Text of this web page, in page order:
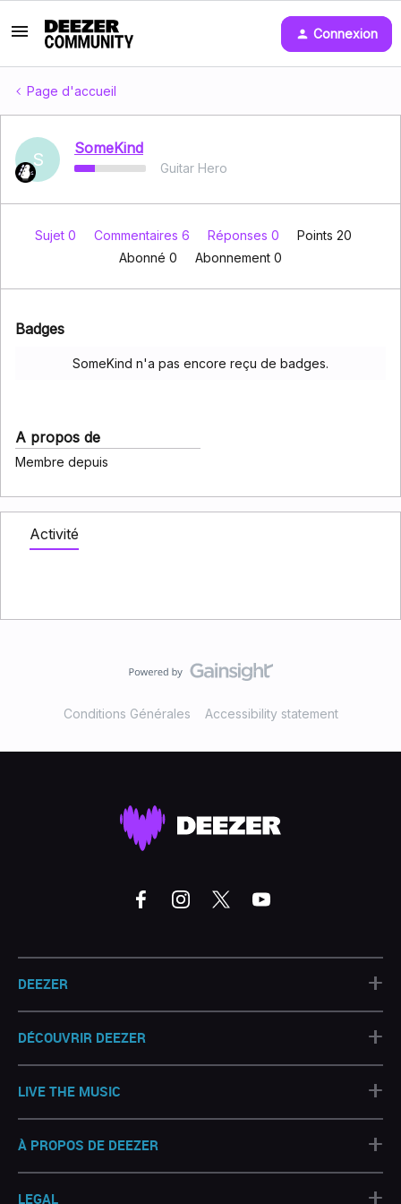
Connexion
Page d'accueil
S
SomeKind
Guitar Hero
Sujet 0 Commentaires 6 Réponses 0
Points 20
Abonné 0 Abonnement 0
Badges
SomeKind n'a pas encore reçu de badges.
A propos de
Membre depuis
Activité
Conditions Générales Accessibility statement
DEEZER +
DÉCOUVRIR DEEZER +
LIVE THE MUSIC +
À PROPOS DE DEEZER +
LEGAL +